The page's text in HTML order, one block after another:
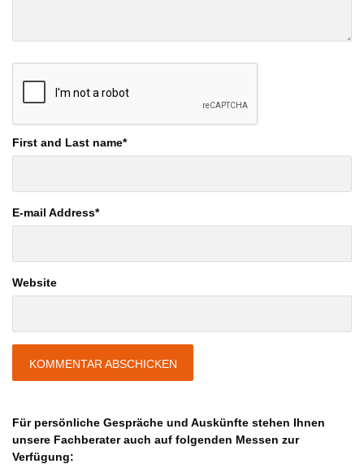
First and Last name*
E-mail Address*
Website
Für persönliche Gespräche und Auskünfte stehen Ihnen
unsere Fachberater auch auf folgenden Messen zur
Verfügung: